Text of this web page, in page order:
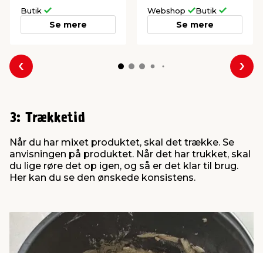
Butik
Se mere
Webshop Butik
Se mere
Forrige
3: Trækketid
Når du har mixet produktet, skal det trække. Se
anvisningen på produktet. Når det har trukket, skal
du lige røre det op igen, og så er det klar til brug.
Her kan du se den ønskede konsistens.